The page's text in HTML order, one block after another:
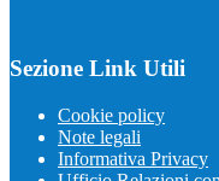
Sezione Link Utili
Cookie policy
Note legali
Informativa Privacy